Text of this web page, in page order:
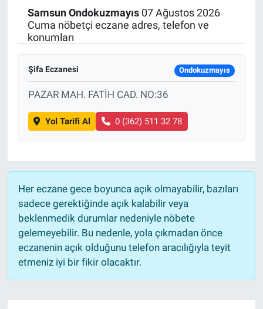
Samsun Ondokuzmayıs07 Ağustos 2026
Cuma nöbetçi eczane adres, telefon ve
konumları
Şifa Eczanesi Ondokuzmayıs
PAZAR MAH. FATİH CAD. NO:36
Yol Tarifi Al 0 (362) 511 32 78
Her eczane gece boyunca açık olmayabilir, bazıları
sadece gerektiğinde açık kalabilir veya
beklenmedik durumlar nedeniyle nöbete
gelemeyebilir. Bu nedenle, yola çıkmadan önce
eczanenin açık olduğunu telefon aracılığıyla teyit
etmeniz iyi bir fikir olacaktır.
Politika
Bilecik
Kütahya
Gezi
Genel
Çevre
Yerel
Magazin
Bilim ve Teknoloji